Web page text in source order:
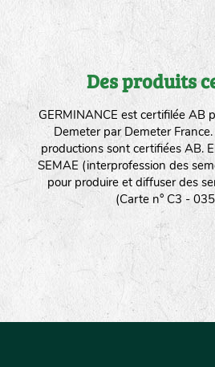
Des produits
GERMINANCE est certifilée AB
Demeter par Demeter
productions sont certifiées AB.
SEMAE (interprofession des
pour produire et diffuser des
(Carte n° C3 -